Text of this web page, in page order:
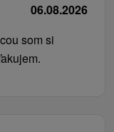
06.08.2026
som si